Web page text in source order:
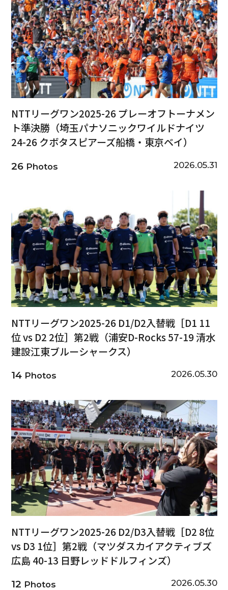
NTTリーグワン2025-26 プレーオフトーナメン
ト準決勝（埼玉パナソニックワイルドナイツ
24-26 クボタスピアーズ船橋・東京ベイ）
26Photos 2026.05.31
NTTリーグワン2025-26 D1/D2入替戦［D1 11
位 vs D2 2位］第2戦（浦安D-Rocks 57-19 清水
建設江東ブルーシャークス）
14Photos 2026.05.30
NTTリーグワン2025-26 D2/D3入替戦［D2 8位
vs D3 1位］第2戦（マツダスカイアクティブズ
広島 40-13 日野レッドドルフィンズ）
12 Photos 2026.05.30